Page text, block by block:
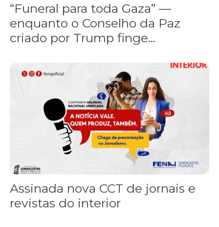
“Funeral para toda Gaza” —
enquanto o Conselho da Paz
criado por Trump finge...
Assinada nova CCT de jornais e revistas do interior
Assinada nova CCT de jornais e
revistas do interior